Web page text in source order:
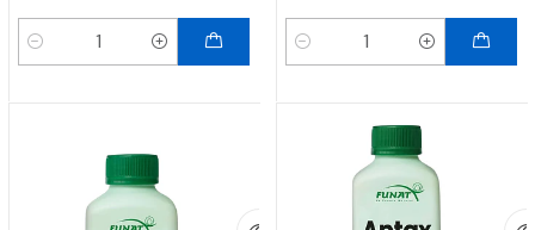
Cantidad Cantidad